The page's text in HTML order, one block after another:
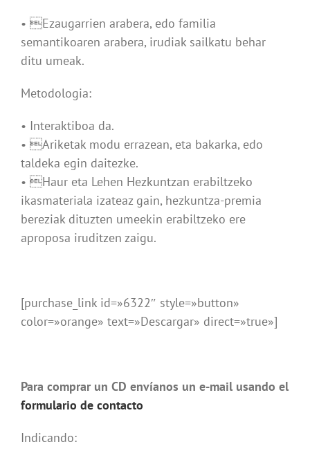
• Ezaugarrien arabera, edo familia
semantikoaren arabera, irudiak sailkatu behar
ditu umeak.
Metodologia:
• Interaktiboa da.
• Ariketak modu errazean, eta bakarka, edo
taldeka egin daitezke.
• Haur eta Lehen Hezkuntzan erabiltzeko
ikasmateriala izateaz gain, hezkuntza-premia
bereziak dituzten umeekin erabiltzeko ere
aproposa iruditzen zaigu.
[purchase_link id=»6322″ style=»button»
color=»orange» text=»Descargar» direct=»true»]
Para comprar un CD envíanos un e-mail usando el
formulario de contacto
Indicando: